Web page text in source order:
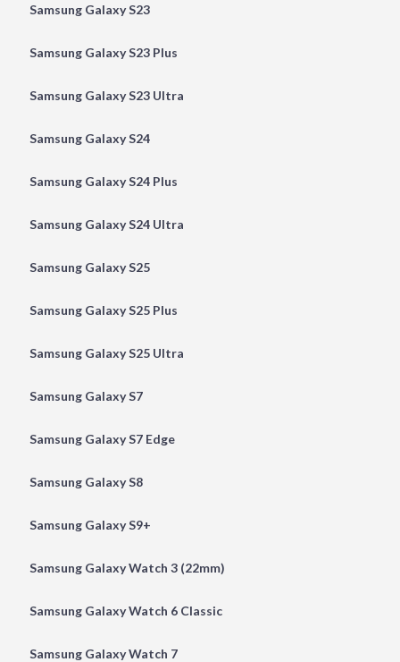
Samsung Galaxy S23
Samsung Galaxy S23 Plus
Samsung Galaxy S23 Ultra
Samsung Galaxy S24
Samsung Galaxy S24 Plus
Samsung Galaxy S24 Ultra
Samsung Galaxy S25
Samsung Galaxy S25 Plus
Samsung Galaxy S25 Ultra
Samsung Galaxy S7
Samsung Galaxy S7 Edge
Samsung Galaxy S8
Samsung Galaxy S9+
Samsung Galaxy Watch 3 (22mm)
Samsung Galaxy Watch 6 Classic
Samsung Galaxy Watch 7